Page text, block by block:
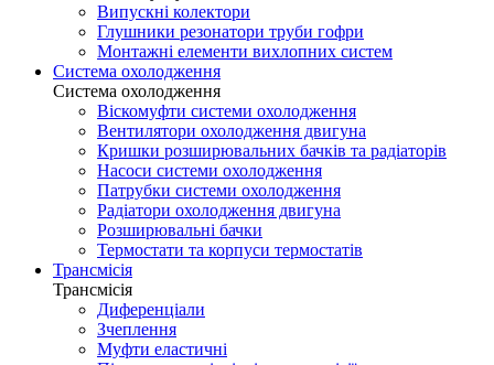
Випускні колектори
Глушники резонатори труби гофри
Монтажні елементи вихлопних систем
Система охолодження
Система охолодження
Віскомуфти системи охолодження
Вентилятори охолодження двигуна
Кришки розширювальних бачків та радіаторів
Насоси системи охолодження
Патрубки системи охолодження
Радіатори охолодження двигуна
Розширювальні бачки
Термостати та корпуси термостатів
Трансмісія
Трансмісія
Диференціали
Зчеплення
Муфти еластичні